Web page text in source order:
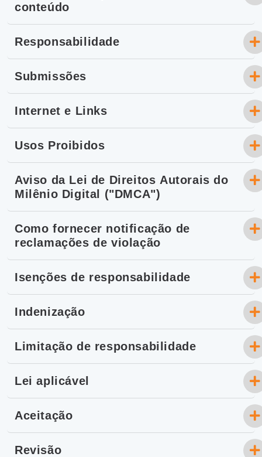
conteúdo
Responsabilidade
Submissões
Internet e Links
Usos Proibidos
Aviso da Lei de Direitos Autorais do
Milênio Digital ("DMCA")
Como fornecer notificação de
reclamações de violação
Isenções de responsabilidade
Indenização
Limitação de responsabilidade
Lei aplicável
Aceitação
Revisão